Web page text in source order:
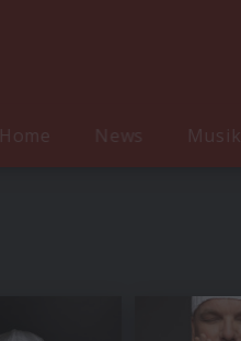
Home News Musik